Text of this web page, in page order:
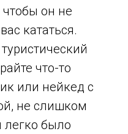
он не
кататься.
что-то
или нейкед с
не слишком
было